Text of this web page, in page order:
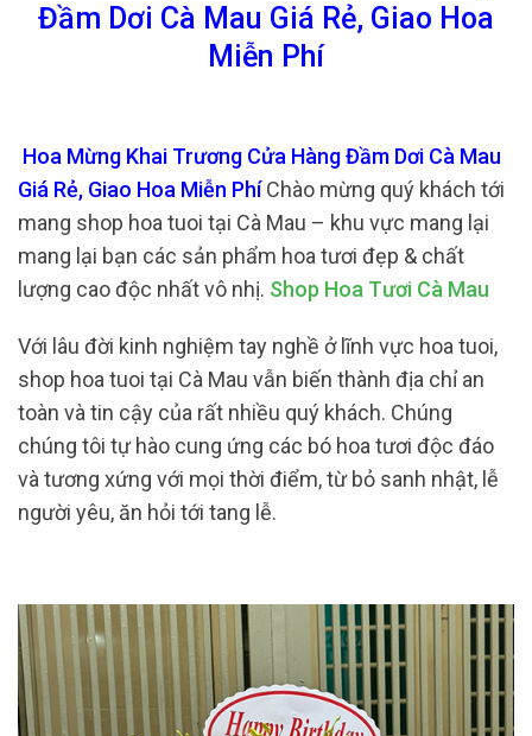
Đầm Dơi Cà Mau Giá Rẻ, Giao Hoa
Miễn Phí
Hoa Mừng Khai Trương Cửa Hàng Đầm Dơi Cà Mau
Giá Rẻ, Giao Hoa Miễn PhíChào mừng quý khách tới
mang shop hoa tuoi tại Cà Mau – khu vực mang lại
mang lại bạn các sản phẩm hoa tươi đẹp & chất
lượng cao độc nhất vô nhị. Shop Hoa Tươi Cà Mau
Với lâu đời kinh nghiệm tay nghề ở lĩnh vực hoa tuoi,
shop hoa tuoi tại Cà Mau vẫn biến thành địa chỉ an
toàn và tin cậy của rất nhiều quý khách. Chúng
chúng tôi tự hào cung ứng các bó hoa tươi độc đáo
và tương xứng với mọi thời điểm, từ bỏ sanh nhật, lễ
người yêu, ăn hỏi tới tang lễ.